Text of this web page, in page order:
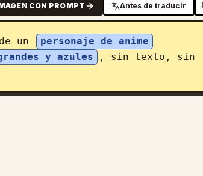
CON PROMPT Antes de traducir
un
personaje de anime
y azules
, sin texto, sin